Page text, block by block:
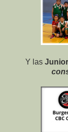
Y las Junior